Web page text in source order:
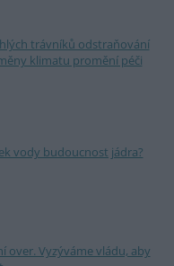
trávníků odstraňování
klimatu promění péči
vody budoucnost jádra?
over. Vyzýváme vládu, aby